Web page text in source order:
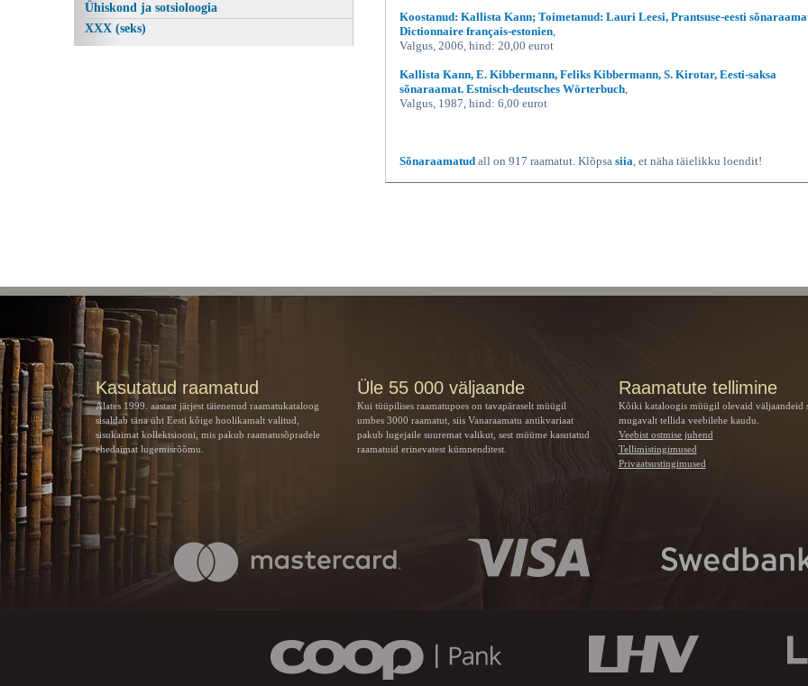
Ühiskond ja sotsioloogia
XXX (seks)
Koostanud: Kallista Kann; Toimetanud: Lauri Leesi, Prantsuse-eesti
Dictionnaire français-estonien
Valgus, 2006, hind: 20,00 eurot
Kallista Kann, E. Kibbermann, Feliks Kibbermann, S. Kirotar, Eesti-saksa
sõnaraamat. Estnisch-deutsches Wörterbuch
Valgus, 1987, hind: 6,00 eurot
Sõnaraamatud all on 917 raamatut. Klõpsa siia , et näha täielikku loendit!
Kasutatud raamatud
Alates 1999. aastast järjest täienenud raamatukataloog
sisaldab täna üht Eesti kõige hoolikamalt valitud,
sisukaimat kollektsiooni, mis pakub raamatusõpradele
ehedaimat lugemisrõõmu.
Üle 55 000 väljaande
Kui tüüpilises raamatupoes on tavapäraselt müügil
umbes 3000 raamatut, siis Vanaraamatu antikvariaat
pakub lugejaile suuremat valikut, sest müüme kasutatud
raamatuid erinevatest kümnenditest.
Raamatute tellimine
Kõiki kataloogis müügil olevaid väljaandeid
mugavalt tellida veebilehe kaudu.
Veebist ostmise juhend
Tellimistingimused
Privaatsustingimused